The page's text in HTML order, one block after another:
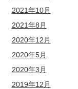
2021年10月
2021年8月
2020年12月
2020年5月
2020年3月
2019年12月